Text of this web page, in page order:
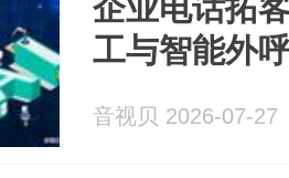
企业电话拓
工与智能外
音视贝 2026-07-27